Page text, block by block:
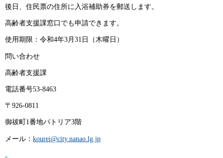
後日、住民票の住所に入浴補助券を郵送します。
高齢者支援課窓口でも申請できます。
使用期限：令和4年3月31日（木曜日）
問い合わせ
高齢者支援課
電話番号53-8463
〒926-0811
御祓町1番地パトリア3階
メール： kourei@city.nanao.lg.jp